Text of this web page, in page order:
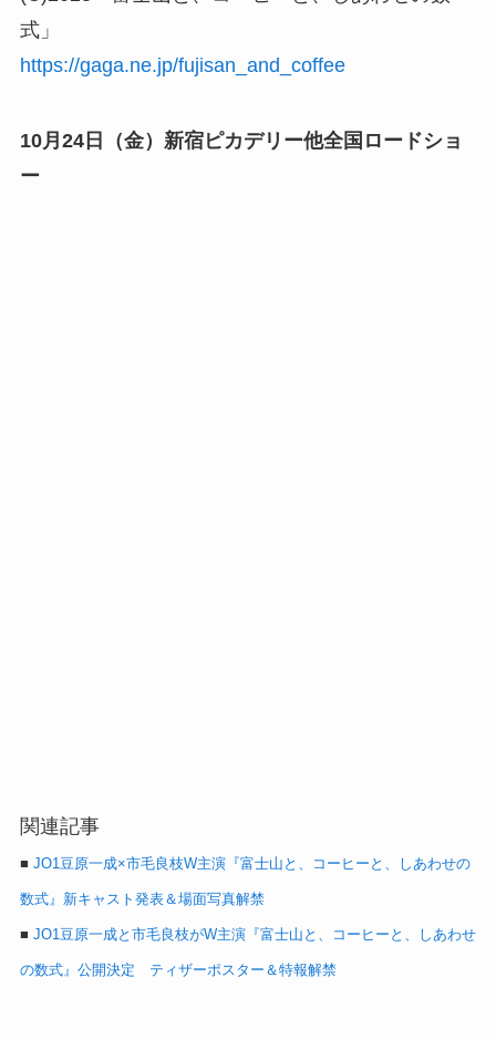
式」
https://gaga.ne.jp/fujisan_and_coffee
10月24日（金）新宿ピカデリー他全国ロードショ
ー
関連記事
■ JO1豆原一成×市毛良枝W主演『富士山と、コーヒーと、しあわせの
数式』新キャスト発表＆場面写真解禁
■ JO1豆原一成と市毛良枝がW主演『富士山と、コーヒーと、しあわせ
の数式』公開決定 ティザーポスター＆特報解禁